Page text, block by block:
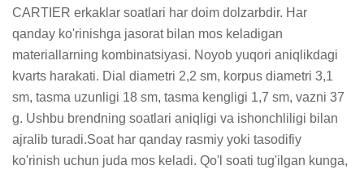
CARTIER erkaklar soatlari har doim dolzarbdir. Har
qanday ko'rinishga jasorat bilan mos keladigan
materiallarning kombinatsiyasi. Noyob yuqori aniqlikdagi
kvarts harakati. Dial diametri 2,2 sm, korpus diametri 3,1
sm, tasma uzunligi 18 sm, tasma kengligi 1,7 sm, vazni 37
g. Ushbu brendning soatlari aniqligi va ishonchliligi bilan
ajralib turadi.Soat har qanday rasmiy yoki tasodifiy
ko'rinish uchun juda mos keladi. Qo'l soati tug'ilgan kunga,